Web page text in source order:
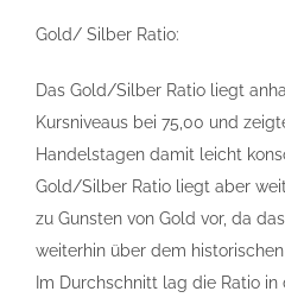
Gold/ Silber Ratio:
Das Gold/Silber Ratio liegt
Kursniveaus bei 75,00 und
Handelstagen damit leicht
Gold/Silber Ratio liegt aber
zu Gunsten von Gold vor, da
weiterhin über dem
Im Durchschnitt lag die Ratio